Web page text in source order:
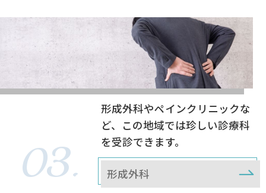
形成外科やペインクリニックな
ど、この地域では珍しい診療科
を受診できます。
形成外科